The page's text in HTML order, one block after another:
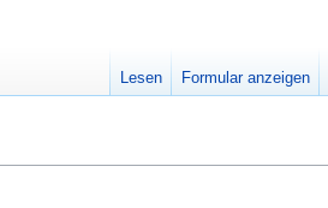
Lesen Formular anzeigen